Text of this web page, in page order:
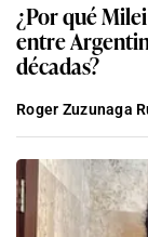
¿Por qué
entre
décadas?
Roger Zuzunaga